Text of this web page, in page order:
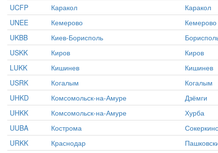
UCFP
Каракол
Каракол
UNEE
Кемерово
Кемерово
UKBB
Киев-Борисполь
USKK
Киров
Киров
LUKK
Кишинев
Кишинев
USRK
Когалым
Когалым
UHKD
Комсомольск-на-Амуре
Дзёмги
UHKK
Комсомольск-на-Амуре
Хурба
UUBA
Кострома
URKK
Краснодар